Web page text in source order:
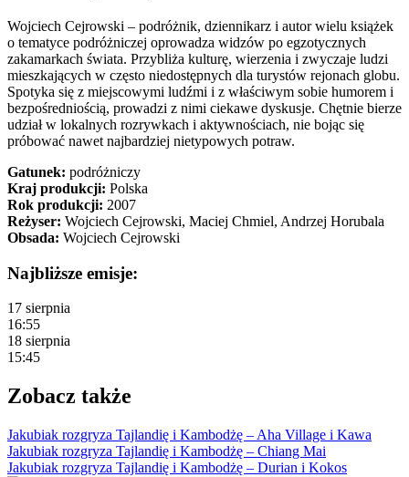
Wojciech Cejrowski – podróżnik, dziennikarz i autor wielu książek
o tematyce podróżniczej oprowadza widzów po egzotycznych
zakamarkach świata. Przybliża kulturę, wierzenia i zwyczaje ludzi
mieszkających w często niedostępnych dla turystów rejonach globu.
Spotyka się z miejscowymi ludźmi i z właściwym sobie humorem i
bezpośredniością, prowadzi z nimi ciekawe dyskusje. Chętnie bierze
udział w lokalnych rozrywkach i aktywnościach, nie bojąc się
próbować nawet najbardziej nietypowych potraw.
Gatunek: podróżniczy
Kraj produkcji: Polska
Rok produkcji: 2007
Reżyser: Wojciech Cejrowski, Maciej Chmiel, Andrzej Horubala
Obsada: Wojciech Cejrowski
Najbliższe emisje:
17 sierpnia
16:55
18 sierpnia
15:45
Zobacz także
Jakubiak rozgryza Tajlandię i Kambodżę – Aha Village i Kawa
Jakubiak rozgryza Tajlandię i Kambodżę – Chiang Mai
Jakubiak rozgryza Tajlandię i Kambodżę – Durian i Kokos